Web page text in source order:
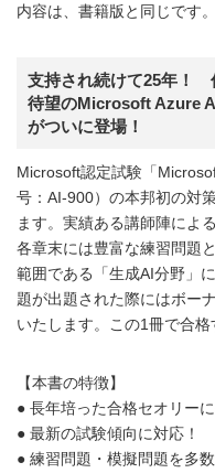
内容は、書籍版と同じです。
支持され続けて25年！
待望のMicrosoft Azure
がついに登場！
Microsoft認定試験「
号：AI-900）の本邦初の対
ます。実績ある講師陣によ
各章末には豊富な練習問題
範囲である「生成AI分野」
題が出題された際にはボー
いたします。この1冊で合格
【本書の特徴】
● 長年培った合格セオリー
● 最新の試験傾向に対応！
● 練習問題・模擬問題を多